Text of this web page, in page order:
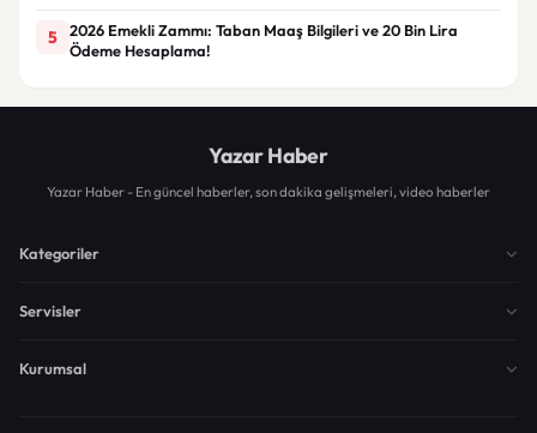
5
2026 Emekli Zammı: Taban Maaş Bilgileri ve 20 Bin Lira
Ödeme Hesaplama!
Yazar Haber
Yazar Haber - En güncel haberler, son dakika gelişmeleri, video haberler
Kategoriler
Servisler
Kurumsal